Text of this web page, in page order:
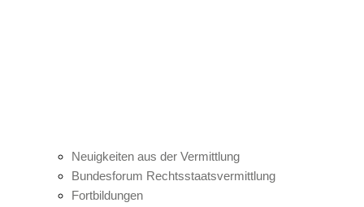
Neuigkeiten aus der Vermittlung
Bundesforum Rechtsstaatsvermittlung
Fortbildungen